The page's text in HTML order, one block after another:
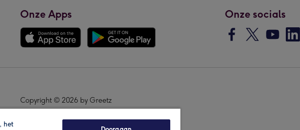
Onze Apps Onze socials
Copyright © 2026 by Greetz
het